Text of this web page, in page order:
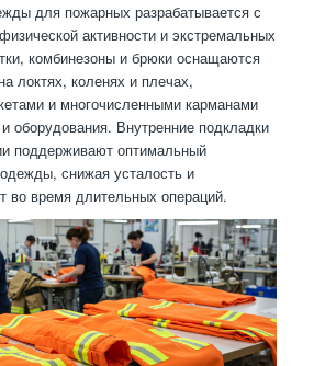
для пожарных разрабатывается с
активности и экстремальных
комбинезоны и брюки оснащаются
локтях, коленях и плечах,
и многочисленными карманами
оборудования. Внутренние подкладки
поддерживают оптимальный
снижая усталость и
во время длительных операций.